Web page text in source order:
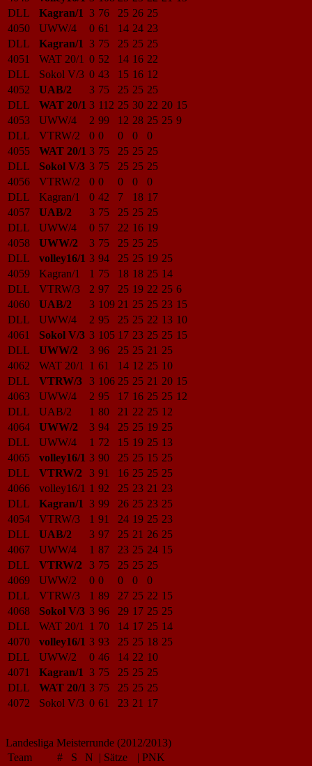
DLL
Kagran/1 3 76 25 26 25
4050
UWW/4 0 61 14 24 23
DLL
Kagran/1 3 75 25 25 25
4051
WAT 20/1 0 52 14 16 22
DLL
Sokol V/3 0 43 15 16 12
4052
UAB/2 3 75 25 25 25
DLL
WAT 20/1 3 112 25 30 22 20 15
4053
UWW/4 2 99 12 28 25 25 9
DLL
VTRW/2 0 0 0 0
0
4055
WAT 20/1 3 75 25 25 25
DLL
Sokol V/3 3 75 25 25 25
4056
VTRW/2 0 0 0 0
0
DLL
Kagran/1 0 42 7 18 17
4057
UAB/2 3 75 25 25 25
DLL
UWW/4 0 57 22 16 19
4058
UWW/2 3 75 25 25 25
DLL
volley16/1 3 94 25 25 19 25
4059
Kagran/1 1 75 18 18 25 14
DLL
VTRW/3 2 97 25 19 22 25 6
4060
UAB/2 3 109 21 25 25 23 15
DLL
UWW/4 2 95 25 25 22 13 10
4061
Sokol V/3 3 105 17 23 25 25 15
DLL
UWW/2 3 96 25 25 21 25
4062
WAT 20/1 1 61 14 12 25 10
DLL
VTRW/3 3 106 25 25 21 20 15
4063
UWW/4 2 95 17 16 25 25 12
DLL
UAB/2 1 80 21 22 25 12
4064
UWW/2 3 94 25 25 19 25
DLL
UWW/4 1 72 15 19 25 13
4065
volley16/1 3 90 25 25 15 25
DLL
VTRW/2 3 91 16 25 25 25
4066
volley16/1 1 92 25 23 21 23
DLL
Kagran/1 3 99 26 25 23 25
4054
VTRW/3 1 91 24 19 25 23
DLL
UAB/2 3 97 25 21 26 25
4067
UWW/4 1 87 23 25 24 15
DLL
VTRW/2 3 75 25 25 25
4069
UWW/2 0 0 0 0
0
DLL
VTRW/3 1 89 27 25 22 15
4068
Sokol V/3 3 96 29 17 25 25
DLL
WAT 20/1 1 70 14 17 25 14
4070
volley16/1 3 93 25 25 18 25
DLL
UWW/2 0 46 14 22 10
4071
Kagran/1 3 75 25 25 25
DLL
WAT 20/1 3 75 25 25 25
4072
Sokol V/3 0 61 23 21 17
Landesliga Meisterrunde (2012/2013)
Team
# S N | Sätze | PNK